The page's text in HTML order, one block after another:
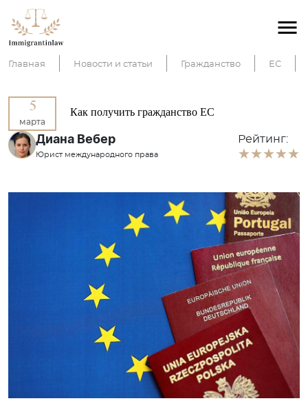
Главная Новости и статьи Гражданство ЕС
5
марта
Как получить гражданство ЕС
Диана Вебер
Юрист международного права
Рейтинг: